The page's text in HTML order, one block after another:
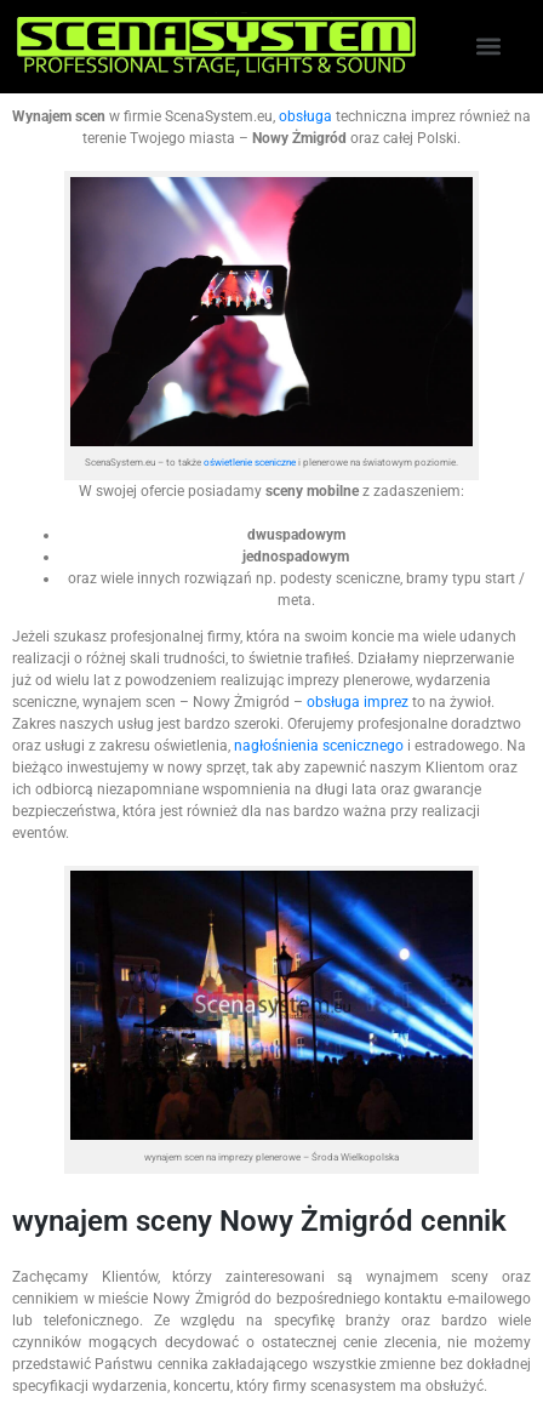
Wynajem scen w firmie ScenaSystem.eu, obsługa techniczna imprez również na
terenie Twojego miasta – Nowy Żmigród oraz całej Polski.
ScenaSystem.eu – to także oświetlenie scenicznei plenerowe na światowym poziomie.
W swojej ofercie posiadamy sceny mobilne z zadaszeniem:
dwuspadowym
jednospadowym
oraz wiele innych rozwiązań np. podesty sceniczne, bramy typu start /
meta.
Jeżeli szukasz profesjonalnej firmy, która na swoim koncie ma wiele udanych
realizacji o różnej skali trudności, to świetnie trafiłeś. Działamy nieprzerwanie
już od wielu lat z powodzeniem realizując imprezy plenerowe, wydarzenia
sceniczne, wynajem scen – Nowy Żmigród – obsługa imprez to na żywioł.
Zakres naszych usług jest bardzo szeroki. Oferujemy profesjonalne doradztwo
oraz usługi z zakresu oświetlenia, nagłośnienia scenicznego i estradowego. Na
bieżąco inwestujemy w nowy sprzęt, tak aby zapewnić naszym Klientom oraz
ich odbiorcą niezapomniane wspomnienia na długi lata oraz gwarancje
bezpieczeństwa, która jest również dla nas bardzo ważna przy realizacji
eventów.
wynajem scen na imprezy plenerowe – Środa Wielkopolska
wynajem sceny Nowy Żmigród cennik
Zachęcamy Klientów, którzy zainteresowani są wynajmem sceny oraz
cennikiem w mieście Nowy Żmigród do bezpośredniego kontaktu e-mailowego
lub telefonicznego. Ze względu na specyfikę branży oraz bardzo wiele
czynników mogących decydować o ostatecznej cenie zlecenia, nie możemy
przedstawić Państwu cennika zakładającego wszystkie zmienne bez dokładnej
specyfikacji wydarzenia, koncertu, który firmy scenasystem ma obsłużyć.